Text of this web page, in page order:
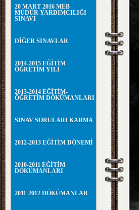
20 MART 2016 MEB
MÜDÜR YARDIMCILIĞI
SINAVI
DİĞER SINAVLAR
2014-2015 EĞİTİM
ÖĞRETİM YILI
2013-2014 EĞİTİM-
ÖĞRETİM DÖKÜMANLARI
SINAV SORULARI KARMA
2012-2013 EĞİTİM DÖNEMİ
2010-2011 EĞİTİM
DÖKÜMANLARI
2011-2012 DÖKÜMANLAR